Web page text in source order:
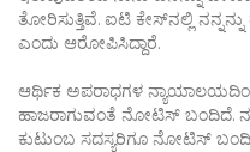
ತೋರಿಸುತ್ತಿವೆ. ಐಟಿ ಕೇಸ್‌ನಲ್ಲಿ
ಎಂದು ಆರೋಪಿಸಿದ್ದಾರೆ.
ಆರ್ಥಿಕ ಅಪರಾಧಗಳ
ಹಾಜರಾಗುವಂತೆ ನೋಟಿಸ್‌ ಬಂದಿದೆ.
ಕುಟುಂಬ ಸದಸ್ಯರಿಗೂ ನೋಟಿಸ್‌